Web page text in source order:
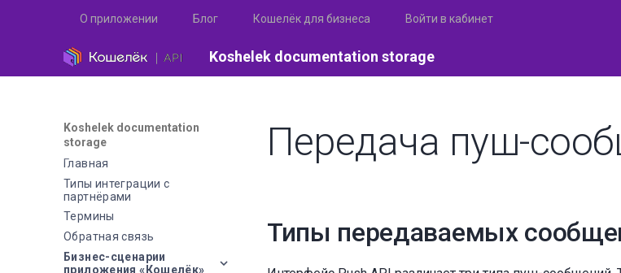
О приложении Блог Кошелёк для бизнеса Войти в кабинет
Koshelek documentation storage
Koshelek documentation
storage
Главная
Типы интеграции с
партнёрами
Термины
Обратная связь
Бизнес-сценарии
приложения «Кошелёк»
Передача пуш-
Типы передаваемых